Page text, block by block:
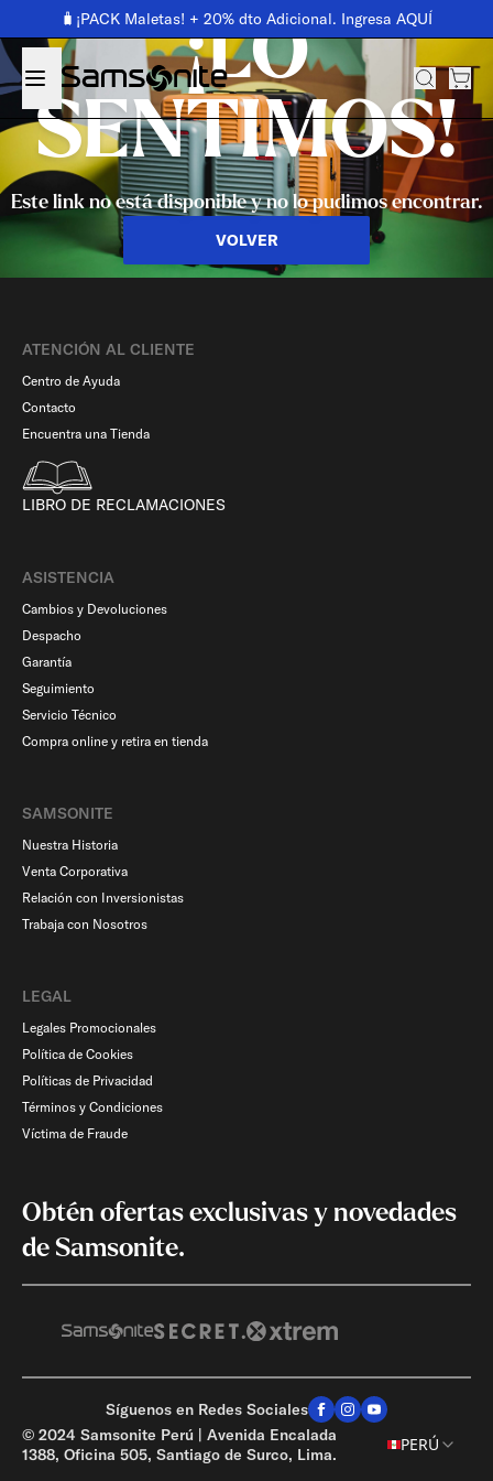
🧳¡PACK Maletas! + 20% dto Adicional. Ingresa AQUÍ
¡LO
SENTIMOS!
Este link no está disponible y no lo pudimos encontrar.
VOLVER
ATENCIÓN AL CLIENTE
Centro de Ayuda
Contacto
Encuentra una Tienda
LIBRO DE RECLAMACIONES
ASISTENCIA
Cambios y Devoluciones
Despacho
Garantía
Seguimiento
Servicio Técnico
Compra online y retira en tienda
SAMSONITE
Nuestra Historia
Venta Corporativa
Relación con Inversionistas
Trabaja con Nosotros
LEGAL
Legales Promocionales
Política de Cookies
Políticas de Privacidad
Términos y Condiciones
Víctima de Fraude
Obtén ofertas exclusivas y novedades
de Samsonite.
Síguenos en Redes Sociales
© 2024 Samsonite Perú | Avenida Encalada
1388, Oficina 505, Santiago de Surco, Lima.
PERÚ
AGREGA OTRO PRODUCTO